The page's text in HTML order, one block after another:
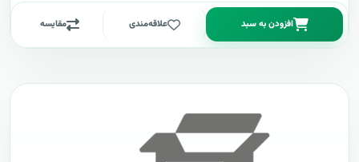
افزودن به سبد علاقه‌مندی مقایسه